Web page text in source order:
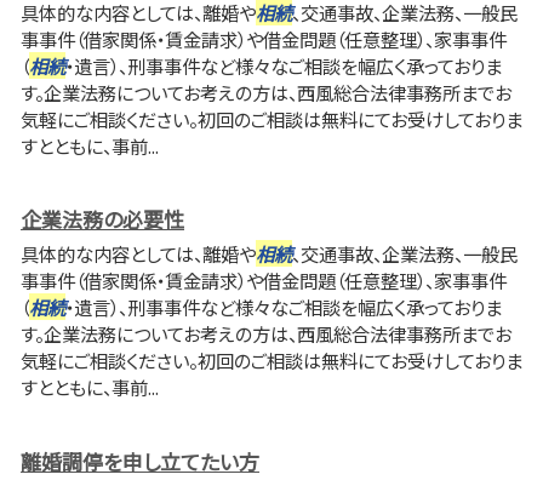
具体的な内容としては、離婚や相続、交通事故、企業法務、一般民
事事件（借家関係・賃金請求）や借金問題（任意整理）、家事事件
（相続・遺言）、刑事事件など様々なご相談を幅広く承っておりま
す。企業法務についてお考えの方は、西風総合法律事務所までお
気軽にご相談ください。初回のご相談は無料にてお受けしておりま
すとともに、事前...
企業法務の必要性
具体的な内容としては、離婚や相続、交通事故、企業法務、一般民
事事件（借家関係・賃金請求）や借金問題（任意整理）、家事事件
（相続・遺言）、刑事事件など様々なご相談を幅広く承っておりま
す。企業法務についてお考えの方は、西風総合法律事務所までお
気軽にご相談ください。初回のご相談は無料にてお受けしておりま
すとともに、事前...
離婚調停を申し立てたい方